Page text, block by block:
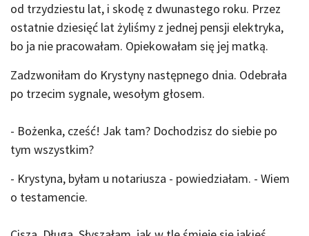
od trzydziestu lat, i skodę z dwunastego roku. Przez
ostatnie dziesięć lat żyliśmy z jednej pensji elektryka,
bo ja nie pracowałam. Opiekowałam się jej matką.
Zadzwoniłam do Krystyny następnego dnia. Odebrała
po trzecim sygnale, wesołym głosem.
- Bożenka, cześć! Jak tam? Dochodzisz do siebie po
tym wszystkim?
- Krystyna, byłam u notariusza - powiedziałam. - Wiem
o testamencie.